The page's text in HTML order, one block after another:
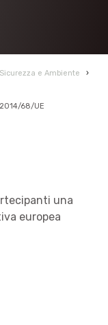
e Ambiente
›
68/UE
una
europea